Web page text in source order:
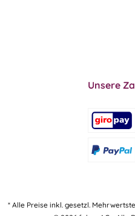
Unsere
* Alle Preise inkl. gesetzl.